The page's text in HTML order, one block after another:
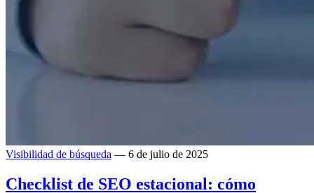
Visibilidad de búsqueda — 6 de julio de 2025
Checklist de SEO estacional: cómo